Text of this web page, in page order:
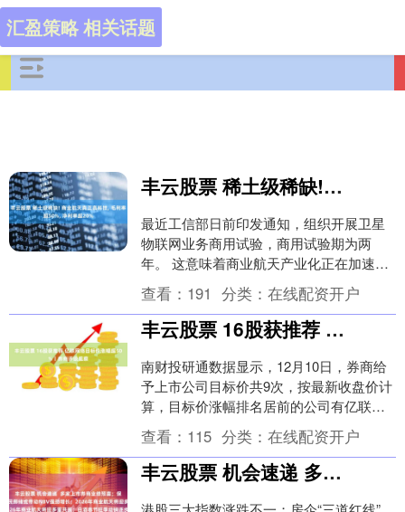
汇盈策略 相关话题
丰云股票 稀土级稀缺! 商业航天真正高科技, 毛利率超50%, 净利率超20%
最近工信部日前印发通知，组织开展卫星
物联网业务商用试验，商用试验期为两
年。 这意味着商业航天产业化正在加速。
不过，商业航天相关的概念股虽然多，但
真正拥有高利润....
查看： 191 分类： 在线配资开户
丰云股票 16股获推荐 亿联网络目标价涨幅超50%丨券商评级观察
南财投研通数据显示，12月10日，券商给
予上市公司目标价共9次，按最新收盘价计
算，目标价涨幅排名居前的公司有亿联网
络、兴福电子、英科再生，目标价涨幅分
别为53.....
查看： 115 分类： 在线配资开户
丰云股票 机会速递 多家上市券商业绩预喜；保险开门红销售火热，居民挪储或带动NBV强劲增长；2026年商业航天将迎多重共振；白酒春节旺季动销逐步启动